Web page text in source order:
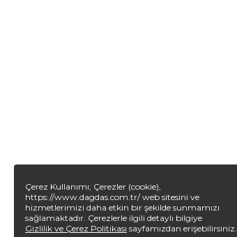
Çerez Kullanımı; Çerezler (cookie),
https://www.dagdas.com.tr/ web sitesini ve
hizmetlerimizi daha etkin bir şekilde sunmamızı
sağlamaktadır. Çerezlerle ilgili detaylı bilgiye
Gizlilik ve Çerez Politikası sayfamızdan erişebilirsiniz.